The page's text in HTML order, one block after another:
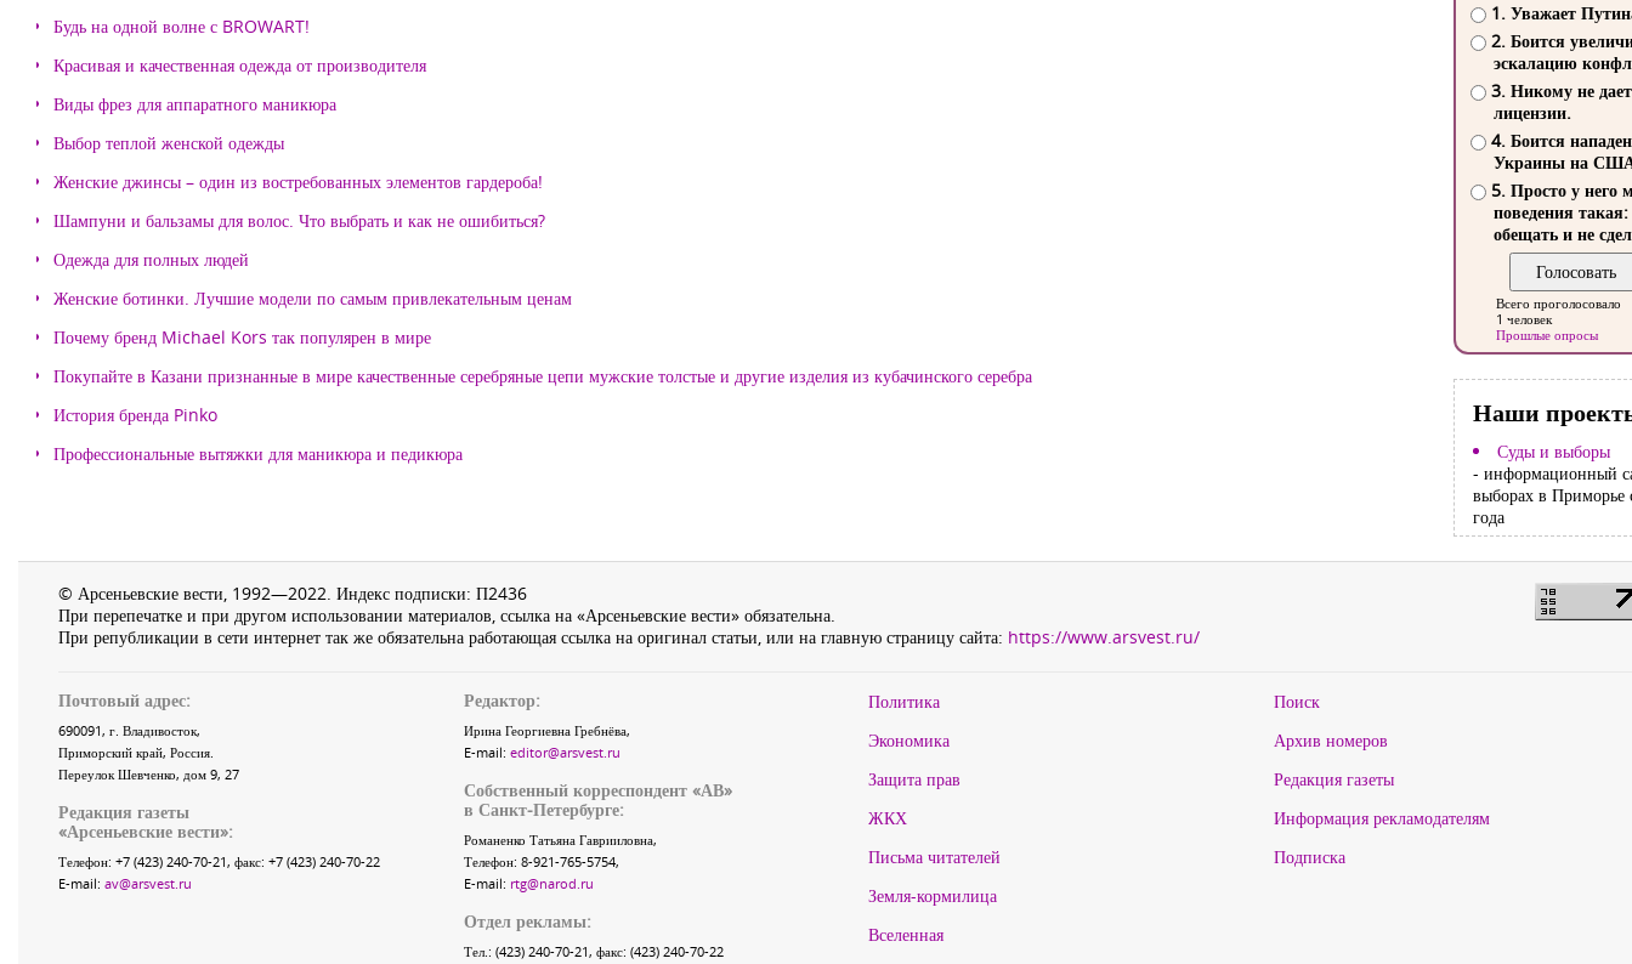
Будь на одной волне с BROWART!
Красивая и качественная одежда от производителя
Виды фрез для аппаратного маникюра
Выбор теплой женской одежды
Женские джинсы – один из востребованных элементов гардероба!
Шампуни и бальзамы для волос. Что выбрать и как не ошибиться?
Одежда для полных людей
Женские ботинки. Лучшие модели по самым привлекательным ценам
Почему бренд Michael Kors так популярен в мире
Покупайте в Казани признанные в мире качественные серебряные цепи мужские толстые и другие изделия из кубачинского серебра
История бренда Pinko
Профессиональные вытяжки для маникюра и педикюра
1. Уважает
2. Боится
эскалацию
3. Никому не
лицензии.
4. Боится
Украины на
5. Просто у него
поведения такая:
обещать и не
Всего проголосовало
1 человек
Прошлые опросы
Наши
Суды и выборы
- информационный
выборах в Приморье
года
© Арсеньевские вести, 1992—2022. Индекс подписки: П2436
При перепечатке и при другом использовании материалов, ссылка на «Арсеньевские вести» обязательна.
При републикации в сети интернет так же обязательна работающая ссылка на оригинал статьи, или на главную страницу сайта: https://www.arsvest.ru/
Почтовый адрес:
690091, г. Владивосток,
Приморский край, Россия.
Переулок Шевченко, дом 9, 27
Редакция газеты
«Арсеньевские вести»:
Телефон: +7 (423) 240-70-21, факс: +7 (423) 240-70-22
E-mail: av@arsvest.ru
Редактор:
Ирина Георгиевна Гребнёва,
E-mail: editor@arsvest.ru
Собственный корреспондент «АВ»
в Санкт-Петербурге:
Романенко Татьяна Гаврииловна,
Телефон: 8-921-765-5754,
E-mail: rtg@narod.ru
Отдел рекламы:
Тел.: (423) 240-70-21, факс: (423) 240-70-22
Политика
Экономика
Защита прав
ЖКХ
Письма читателей
Земля-кормилица
Вселенная
Поиск
Архив номеров
Редакция газеты
Информация рекламодателям
Подписка